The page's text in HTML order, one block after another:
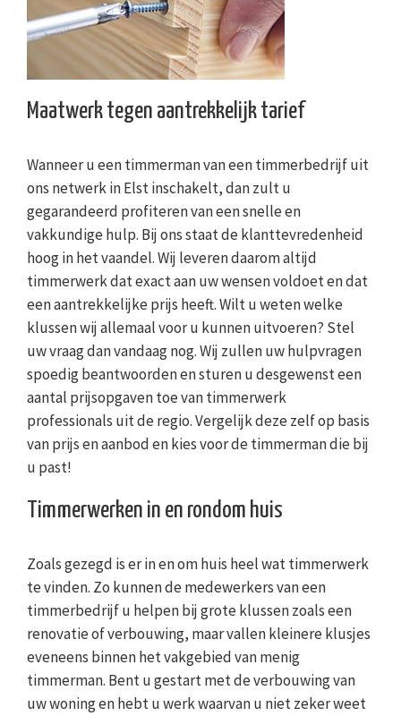
Maatwerk tegen aantrekkelijk tarief
Wanneer u een timmerman van een timmerbedrijf uit
ons netwerk in Elst inschakelt, dan zult u
gegarandeerd profiteren van een snelle en
vakkundige hulp. Bij ons staat de klanttevredenheid
hoog in het vaandel. Wij leveren daarom altijd
timmerwerk dat exact aan uw wensen voldoet en dat
een aantrekkelijke prijs heeft. Wilt u weten welke
klussen wij allemaal voor u kunnen uitvoeren? Stel
uw vraag dan vandaag nog. Wij zullen uw hulpvragen
spoedig beantwoorden en sturen u desgewenst een
aantal prijsopgaven toe van timmerwerk
professionals uit de regio. Vergelijk deze zelf op basis
van prijs en aanbod en kies voor de timmerman die bij
u past!
Timmerwerken in en rondom huis
Zoals gezegd is er in en om huis heel wat timmerwerk
te vinden. Zo kunnen de medewerkers van een
timmerbedrijf u helpen bij grote klussen zoals een
renovatie of verbouwing, maar vallen kleinere klusjes
eveneens binnen het vakgebied van menig
timmerman. Bent u gestart met de verbouwing van
uw woning en hebt u werk waarvan u niet zeker weet